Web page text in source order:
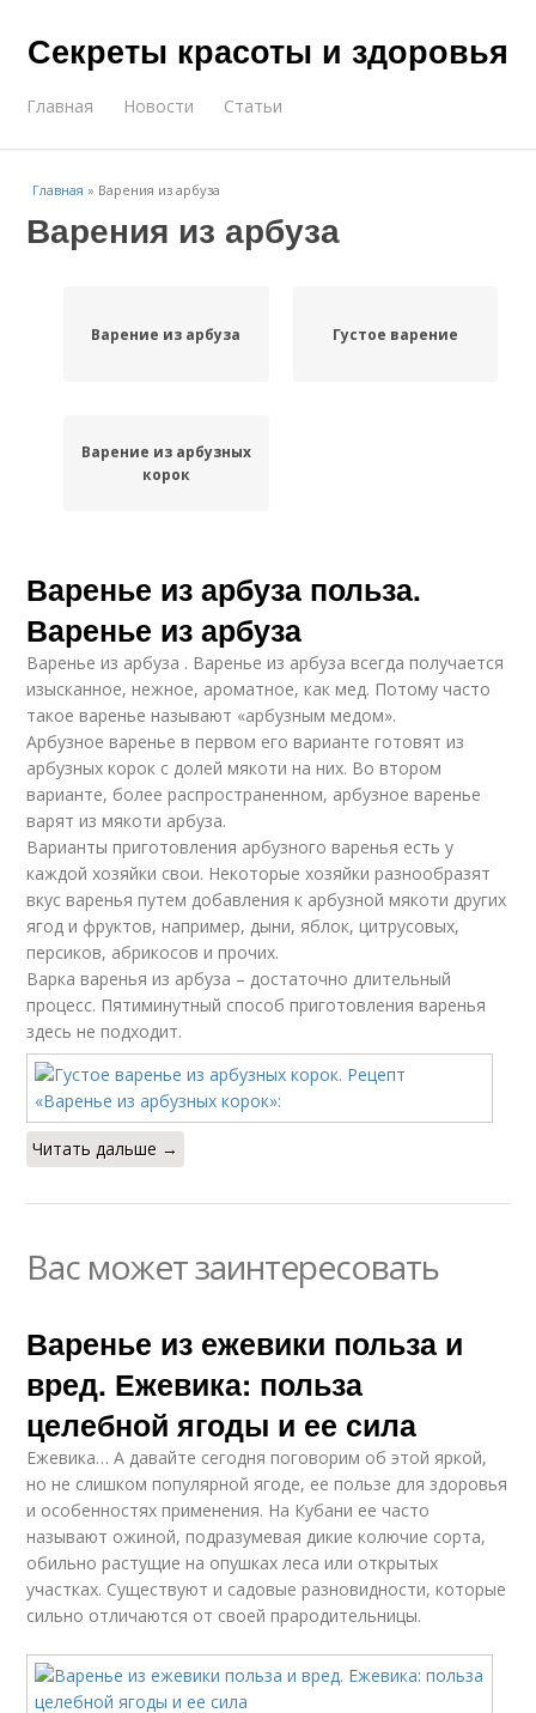
Секреты красоты и здоровья
Главная Новости Статьи
Главная » Варения из арбуза
Варения из арбуза
Варение из арбуза Густое варение
Варение из арбузных
корок
Варенье из арбуза польза.
Варенье из арбуза
Варенье из арбуза . Варенье из арбуза всегда получается
изысканное, нежное, ароматное, как мед. Потому часто
такое варенье называют «арбузным медом».
Арбузное варенье в первом его варианте готовят из
арбузных корок с долей мякоти на них. Во втором
варианте, более распространенном, арбузное варенье
варят из мякоти арбуза.
Варианты приготовления арбузного варенья есть у
каждой хозяйки свои. Некоторые хозяйки разнообразят
вкус варенья путем добавления к арбузной мякоти других
ягод и фруктов, например, дыни, яблок, цитрусовых,
персиков, абрикосов и прочих.
Варка варенья из арбуза – достаточно длительный
процесс. Пятиминутный способ приготовления варенья
здесь не подходит.
Читать дальше →
Вас может заинтересовать
Варенье из ежевики польза и
вред. Ежевика: польза
целебной ягоды и ее сила
Ежевика… А давайте сегодня поговорим об этой яркой,
но не слишком популярной ягоде, ее пользе для здоровья
и особенностях применения. На Кубани ее часто
называют ожиной, подразумевая дикие колючие сорта,
обильно растущие на опушках леса или открытых
участках. Существуют и садовые разновидности, которые
сильно отличаются от своей прародительницы.